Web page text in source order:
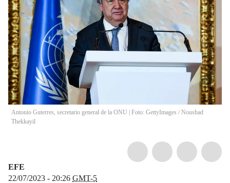
Antonio Guterres, secretario general de la ONU | Foto: GettyImages / Noushad
Thekkayil
EFE
22/07/2023 - 20:26 GMT-5